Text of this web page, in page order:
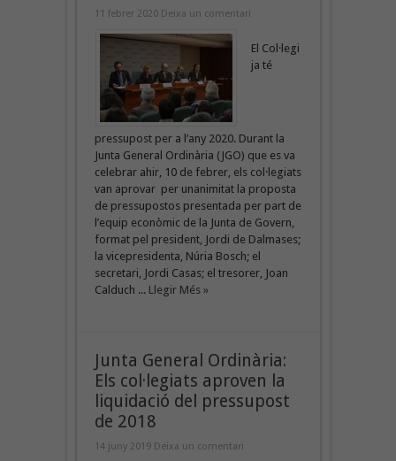
11 febrer 2020 Deixa un comentari
El Col·legi
ja té
pressupost per a l’any 2020. Durant la
Junta General Ordinària (JGO) que es va
celebrar ahir, 10 de febrer, els col·legiats
van aprovar per unanimitat la proposta
de pressupostos presentada per part de
l’equip econòmic de la Junta de Govern,
format pel president, Jordi de Dalmases;
la vicepresidenta, Núria Bosch; el
secretari, Jordi Casas; el tresorer, Joan
Calduch ... Llegir Més »
Junta General Ordinària:
Els col·legiats aproven la
liquidació del pressupost
de 2018
14 juny 2019 Deixa un comentari